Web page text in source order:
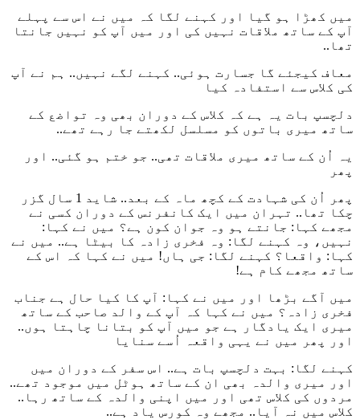
میں کھڑا ہو گیا اور کہنے لگا کہ میں نے اس سے پہلے
آپ کے ساتھ ملاقات نہیں کی اور میں آپ کو نہیں جانتا
تھا..
معاف کیجئے گا جسارت ہوئی.. کہنے لگے نہیں.. ہم نے آپ
کی کلاس سے استفادہ کیا
دلچسپ بات یہ ہے کہ کلاس کے دوران بھی وہ تواضع کے
ساتھ میری باتوں کو مسلسل لکھتے جا رہے تھے..
یہ اُن کے ساتھ میری ملاقات تھی.. جو ختم ہو گئی.. اور
پھر
پھر اُن کی شہادت کے کچھ ماہ کے بعد.. شاید 1 سال گزر
چکا تھا.. تہران میں ایک کانفرنس کے دوران کسی نے
مجھے کہا: جانتے ہو وہ جوان کون ہے؟ میں نے کہا:
نہیں، وہ کہنے لگا: وہ فخری زادہ کا بیٹا ہے.. میں نے
کہا: واقعا؟ کہنے لگا: جی ہاں! میں نے کہا کہ اس کے
ساتھ مجھے کام ہے!
میں آگے بڑھا اور میں نے کہا: آپ کا کیا حال ہے جناب
فخری زادہ؟ میں نے کہا کہ آپ کے والد صاحب کے ساتھ
میری ایک یادگار ہے جو میں آپ کو بتانا چاہتا ہوں..
اور پھر میں نے یہی واقعہ اُسے سنایا
کہنے لگا: بہت دلچسپ بات ہے.. اس سفر کے دوران میں
اور میری والدہ بھی ان کے ساتھ ہوٹل میں موجود تھے..
مردوں کی کلاس تھی اور میں اپنی والدہ کے ساتھ رہا..
کلاس میں نہ آیا.. مجھے وہ کورس یاد ہے..